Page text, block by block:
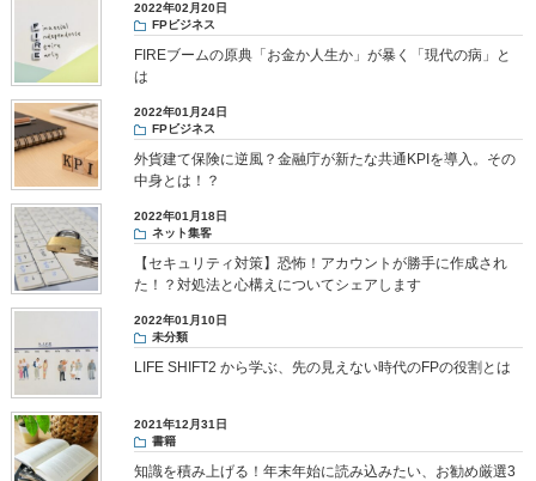
2022年02月20日
FPビジネス
FIREブームの原典「お金か人生か」が暴く「現代の病」と
は
2022年01月24日
FPビジネス
外貨建て保険に逆風？金融庁が新たな共通KPIを導入。その
中身とは！？
2022年01月18日
ネット集客
【セキュリティ対策】恐怖！アカウントが勝手に作成され
た！？対処法と心構えについてシェアします
2022年01月10日
未分類
LIFE SHIFT2 から学ぶ、先の見えない時代のFPの役割とは
2021年12月31日
書籍
知識を積み上げる！年末年始に読み込みたい、お勧め厳選3